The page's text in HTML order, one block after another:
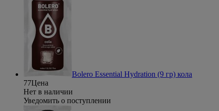
Bolero Essential Hydration (9 гр) кола
77Цена
Нет в наличии
Уведомить о поступлении